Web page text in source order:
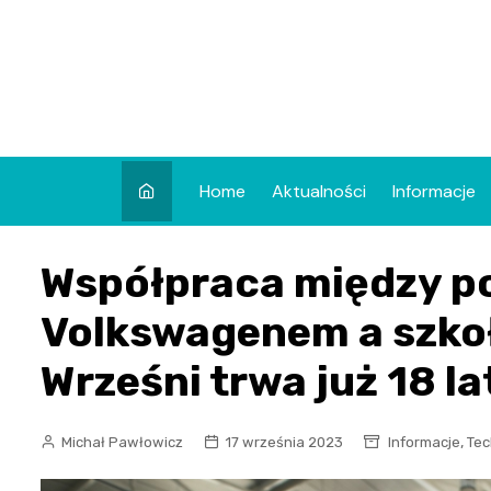
Home Aktualności Informacje
Współpraca między
Volkswagenem a
Wrześni trwa już 18
Michał Pawłowicz 17 września 2023 Informacje,